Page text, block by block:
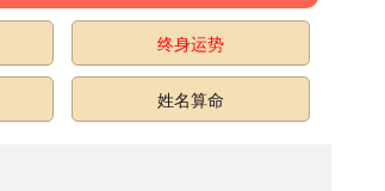
终身运势
姓名算命